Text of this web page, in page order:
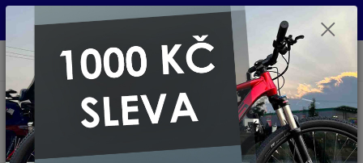
Pro nachystání kola / doplňků na prodejně si prosím zavolejte dopředu.
Menu
CZK
Hledat
+420 733 792 733
PO-PÁ 10:00-17:00 | SO: 9:00-12:00